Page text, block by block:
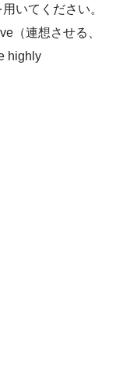
いてください。
（連想させる、
highly